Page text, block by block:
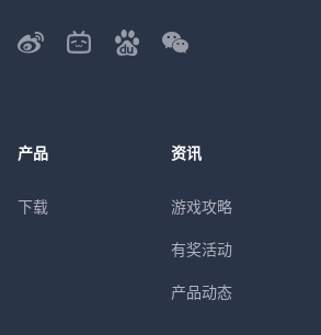
产品
下载
资讯
游戏攻略
有奖活动
产品动态